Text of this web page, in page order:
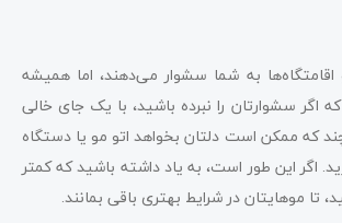
اقامتگاه‌ها به شما سشوار می‌دهند، اما همیشه
اگر سشوارتان را نبرده باشید، با یک جای خالی
که ممکن است دلتان بخواهد اتو مو یا دستگاه
اگر این طور است، به یاد داشته باشید که کمتر
تا موهایتان در شرایط بهتری باقی بمانند.